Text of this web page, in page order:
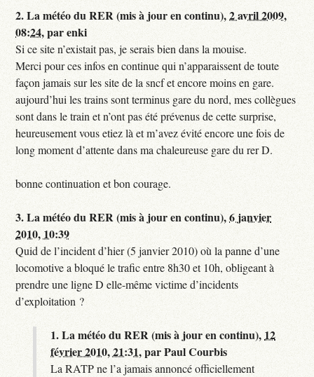
2.La météo du RER (mis à jour en continu),2 avril 2009,
08:24,parenki
Si ce site n’existait pas, je serais bien dans la mouise.
Merci pour ces infos en continue qui n’apparaissent de toute
façon jamais sur les site de la sncf et encore moins en gare.
aujourd’hui les trains sont terminus gare du nord, mes collègues
sont dans le train et n’ont pas été prévenus de cette surprise,
heureusement vous etiez là et m’avez évité encore une fois de
long moment d’attente dans ma chaleureuse gare du rer D.
bonne continuation et bon courage.
3.La météo du RER (mis à jour en continu),6 janvier
2010, 10:39
Quid de l’incident d’hier (5 janvier 2010) où la panne d’une
locomotive a bloqué le trafic entre 8h30 et 10h, obligeant à
prendre une ligne D elle-même victime d’incidents
d’exploitation ?
1.La météo du RER (mis à jour en continu), 12
février 2010, 21:31,parPaul Courbis
La RATP ne l’a jamais annoncé officiellement